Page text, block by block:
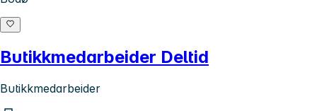
Butikkmedarbeider Deltid
Butikkmedarbeider